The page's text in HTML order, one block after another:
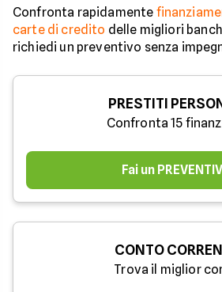
Confronta rapidamente
carte di credito delle migliori
richiedi un preventivo senza
PRESTITI
Confronta 15
Fai un
CONTO
Trova il miglior